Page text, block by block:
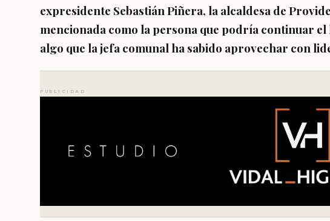
expresidente Sebastián Piñera, la alcaldesa de
mencionada como la persona que podría continuar el
algo que la jefa comunal ha sabido aprovechar con
PUBLICIDAD